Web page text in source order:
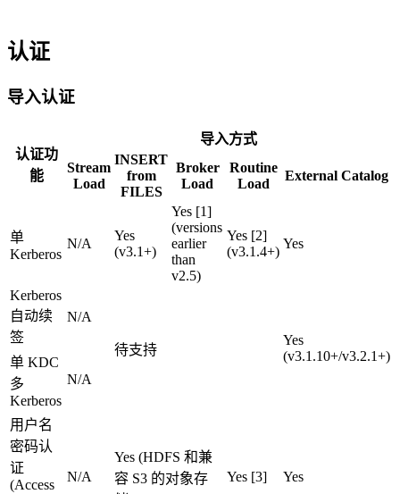
认证
导入认证
认证功
能
导入方式
Stream
Load
INSERT
from
FILES
Broker
Load
Routine
Load
External Catalog
单
Kerberos
N/A
Yes
(v3.1+)
Yes [1]
(versions
earlier
than
v2.5)
Yes [2]
(v3.1.4+)
Yes
Kerberos
自动续
签
N/A
待支持
Yes
(v3.1.10+/v3.2.1+)
单 KDC
多
Kerberos
N/A
用户名
密码认
证
(Access
N/A
Yes (HDFS 和兼
容 S3 的对象存
Yes [3] Yes